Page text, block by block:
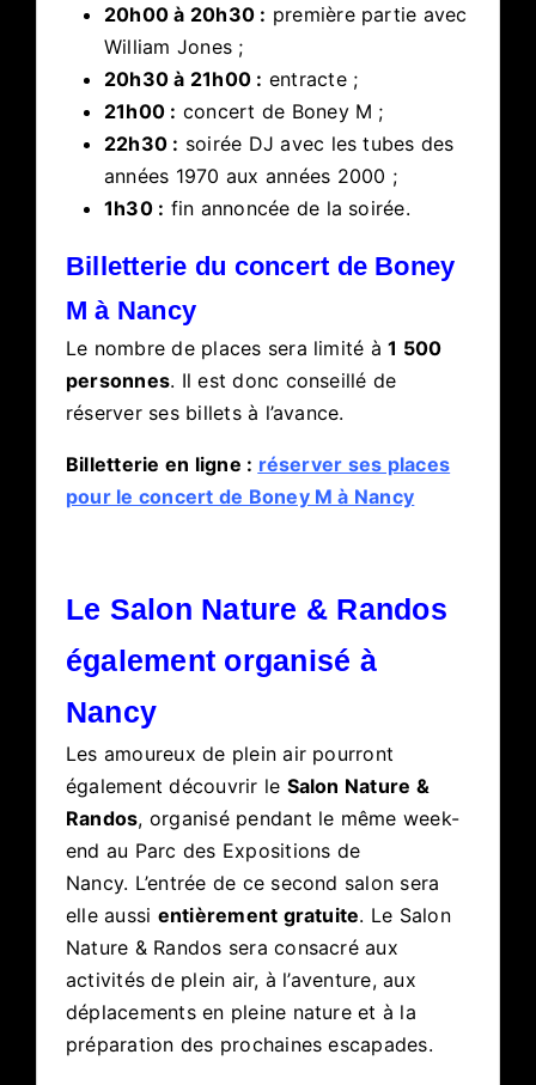
20h00 à 20h30 : première partie avec
William Jones ;
20h30 à 21h00 : entracte ;
21h00 : concert de Boney M ;
22h30 : soirée DJ avec les tubes des
années 1970 aux années 2000 ;
1h30 : fin annoncée de la soirée.
Billetterie du concert de Boney
M à Nancy
Le nombre de places sera limité à1 500
personnes. Il est donc conseillé de
réserver ses billets à l’avance.
Billetterie en ligne : réserver ses places
pour le concert de Boney M à Nancy
Le Salon Nature & Randos
également organisé à
Nancy
Les amoureux de plein air pourront
également découvrir le Salon Nature &
Randos, organisé pendant le même week-
end au Parc des Expositions de
Nancy. L’entrée de ce second salon sera
elle aussi entièrement gratuite. Le Salon
Nature & Randos sera consacré aux
activités de plein air, à l’aventure, aux
déplacements en pleine nature et à la
préparation des prochaines escapades.